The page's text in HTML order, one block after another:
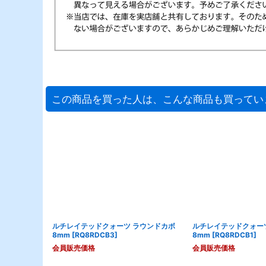
この商品を買った人は、こんな商品も買って
ルチレイテッドクォーツ ラウンドカボ
8mm [RQ8RDCB3]
会員販売価格
ルチレイテッドクォー
8mm [RQ8RDCB1]
会員販売価格